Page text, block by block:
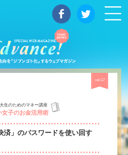
vol.17
生のためのマネー講座
女子のお金活用術
済」のパスワードを使い回す